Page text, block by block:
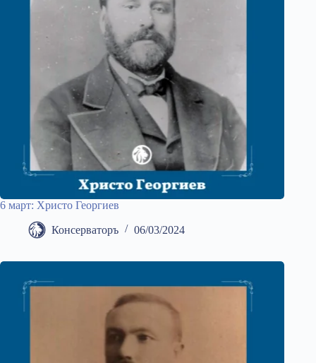
6 март: Христо Георгиев
Консерваторъ 06/03/2024